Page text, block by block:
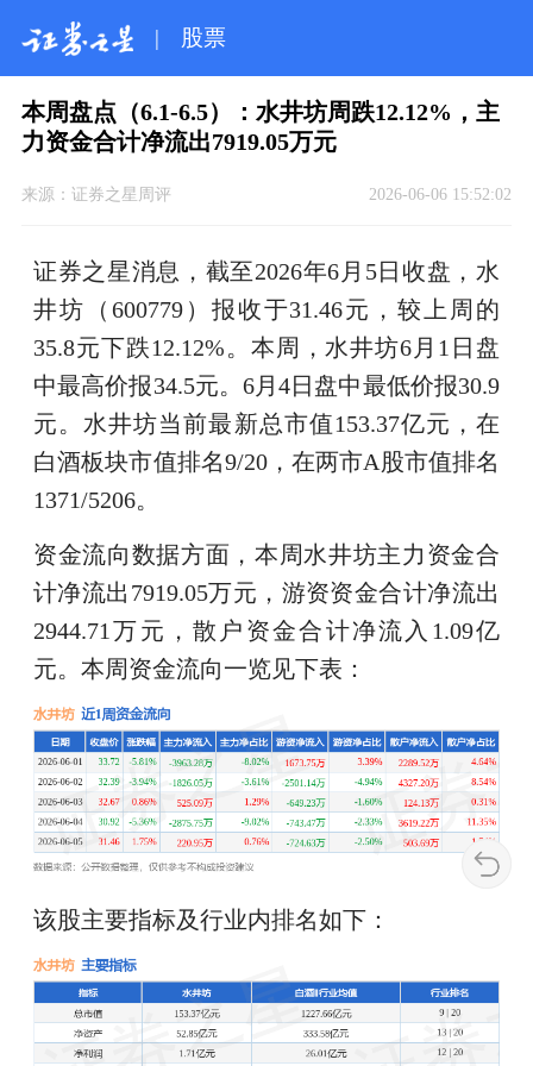
| 股票
本周盘点（6.1-6.5）：水井坊周跌12.12%，主
力资金合计净流出7919.05万元
来源： 证券之星周评 2026-06-06 15:52:02
证券之星消息，截至2026年6月5日收盘，水
井坊（600779）报收于31.46元，较上周的
35.8元下跌12.12%。本周，水井坊6月1日盘
中最高价报34.5元。6月4日盘中最低价报30.9
元。水井坊当前最新总市值153.37亿元，在
白酒板块市值排名9/20，在两市A股市值排名
1371/5206。
资金流向数据方面，本周水井坊主力资金合
计净流出7919.05万元，游资资金合计净流出
2944.71万元，散户资金合计净流入1.09亿
元。本周资金流向一览见下表：
该股主要指标及行业内排名如下：